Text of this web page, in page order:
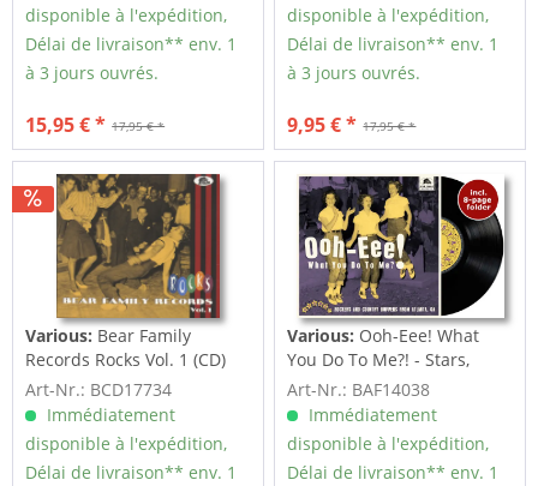
disponible à l'expédition,
Délai de livraison** env. 1
à 3 jours ouvrés.
17,95 € *
15,95 € *
disponible à l'expédition,
Délai de livraison** env. 1
à 3 jours ouvrés.
17,95 € *
9,95 € *
Various: Bear Family
Records Rocks Vol. 1 (CD)
Art-Nr.: BCD17734
Immédiatement
disponible à l'expédition,
Délai de livraison** env. 1
Various: Ooh-Eee! What
You Do To Me?! - Stars,
Inc....
Art-Nr.: BAF14038
Immédiatement
disponible à l'expédition,
Délai de livraison** env. 1